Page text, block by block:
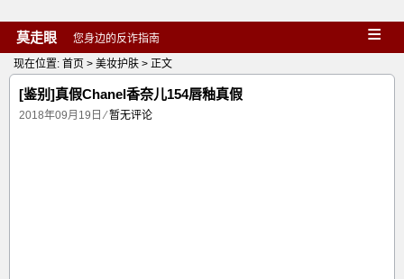
莫走眼 您身边的反诈指南 ≡
现在位置: 首页 > 美妆护肤 > 正文
[鉴别]真假Chanel香奈儿154唇釉真假
2018年09月19日 ⁄暂无评论